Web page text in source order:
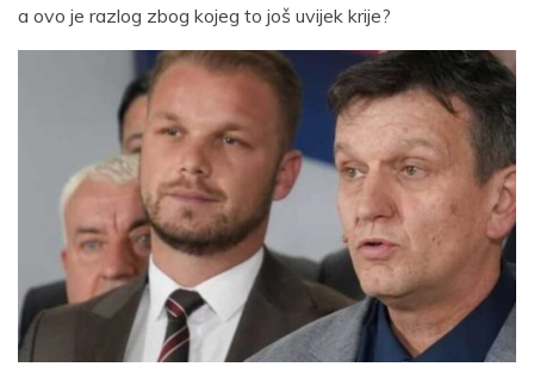
a ovo je razlog zbog kojeg to još uvijek krije?